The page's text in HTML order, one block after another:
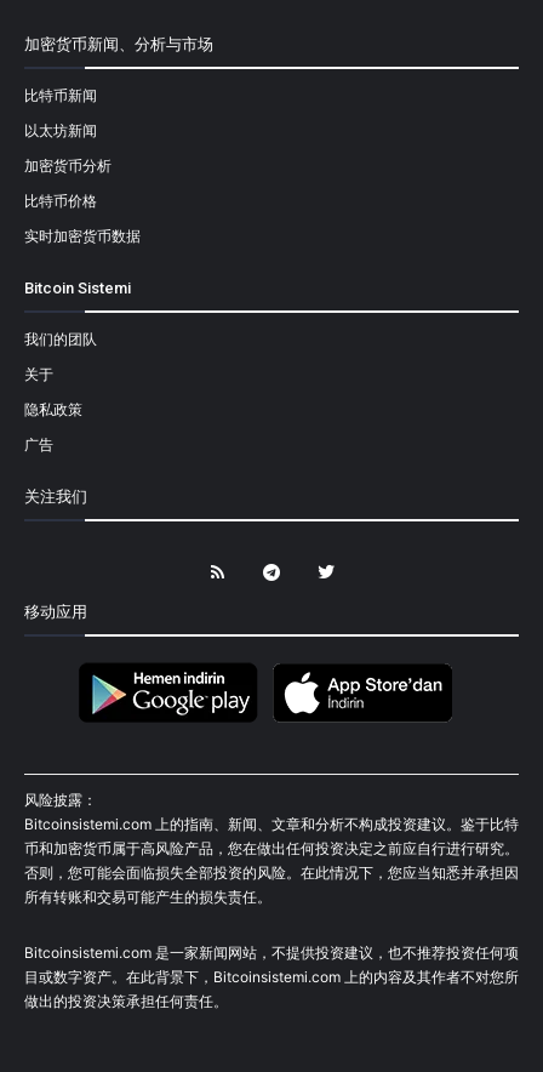
加密货币新闻、分析与市场
比特币新闻
以太坊新闻
加密货币分析
比特币价格
实时加密货币数据
Bitcoin Sistemi
我们的团队
关于
隐私政策
广告
关注我们
移动应用
风险披露：
Bitcoinsistemi.com 上的指南、新闻、文章和分析不构成投资建议。鉴于比特
币和加密货币属于高风险产品，您在做出任何投资决定之前应自行进行研究。
否则，您可能会面临损失全部投资的风险。在此情况下，您应当知悉并承担因
所有转账和交易可能产生的损失责任。
Bitcoinsistemi.com 是一家新闻网站，不提供投资建议，也不推荐投资任何项
目或数字资产。在此背景下，Bitcoinsistemi.com 上的内容及其作者不对您所
做出的投资决策承担任何责任。